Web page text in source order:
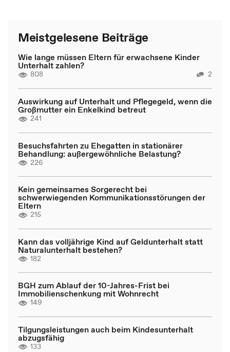
Meistgelesene Beiträge
Wie lange müssen Eltern für erwachsene Kinder
Unterhalt zahlen?
808 2
Auswirkung auf Unterhalt und Pflegegeld, wenn die
Großmutter ein Enkelkind betreut
241
Besuchsfahrten zu Ehegatten in stationärer
Behandlung: außergewöhnliche Belastung?
226
Kein gemeinsames Sorgerecht bei
schwerwiegenden Kommunikationsstörungen der
Eltern
215
Kann das volljährige Kind auf Geldunterhalt statt
Naturalunterhalt bestehen?
182
BGH zum Ablauf der 10-Jahres-Frist bei
Immobilienschenkung mit Wohnrecht
149
Tilgungsleistungen auch beim Kindesunterhalt
abzugsfähig
133